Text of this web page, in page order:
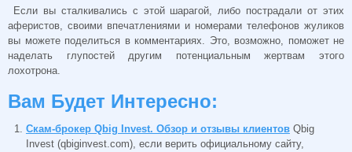
Если вы сталкивались с этой шарагой, либо пострадали от этих
аферистов, своими впечатлениями и номерами телефонов жуликов
вы можете поделиться в комментариях. Это, возможно, поможет не
наделать глупостей другим потенциальным жертвам этого
лохотрона.
Вам Будет Интересно:
Скам-брокер Qbig Invest. Обзор и отзывы клиентов Qbig
Invest (qbiginvest.com), если верить официальному сайту,